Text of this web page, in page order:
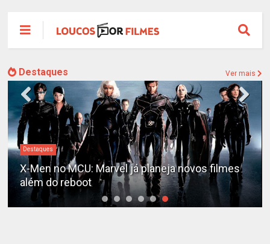
Destaques Ver mais
Destaques
X-Men no MCU: Marvel já planeja novos filmes
além do reboot